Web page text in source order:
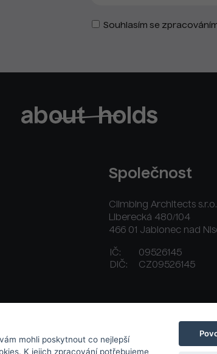
Souhlasím se
Společnost
Climbing Architects s.r.o.
Liberecká 480/104
466 01 Jablonec nad
IČ:
09526145
DIČ:
CZ09526145
mohli poskytnout co nejlepší
K jejich zpracování potřebujeme